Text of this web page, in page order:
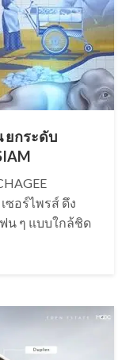
ยกระดับ
ซอร์ไพรส์ ดึง
ฟน ๆ แบบใกล้ชิด